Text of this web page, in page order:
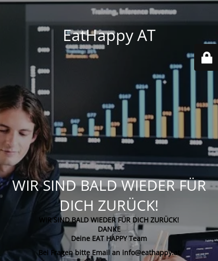
EatHappy AT
WIR SIND BALD WIEDER FÜR
DICH ZURÜCK!
WIR SIND BALD WIEDER FÜR DICH ZURÜCK!
DANKE
Deine EAT HAPPY Team
Bei Fragen bitte Email an info@eathappy.at